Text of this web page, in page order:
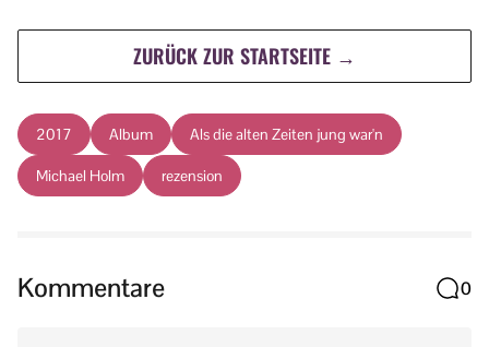
ZURÜCK ZUR STARTSEITE →
2017 Album Als die alten Zeiten jung war'n
Michael Holm rezension
Kommentare 0